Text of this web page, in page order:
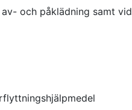
och påklädning samt